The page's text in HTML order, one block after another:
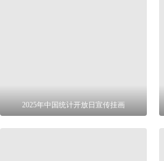
2025年中国统计开放日宣传挂画